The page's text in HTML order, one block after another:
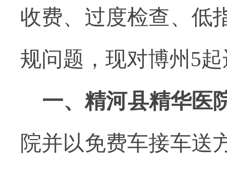
收费、过度检查、低
规问题，现对博州5
一、精河县精华医
院并以免费车接车送